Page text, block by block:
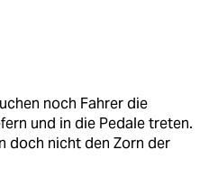
noch Fahrer die
und in die Pedale treten.
doch nicht den Zorn der